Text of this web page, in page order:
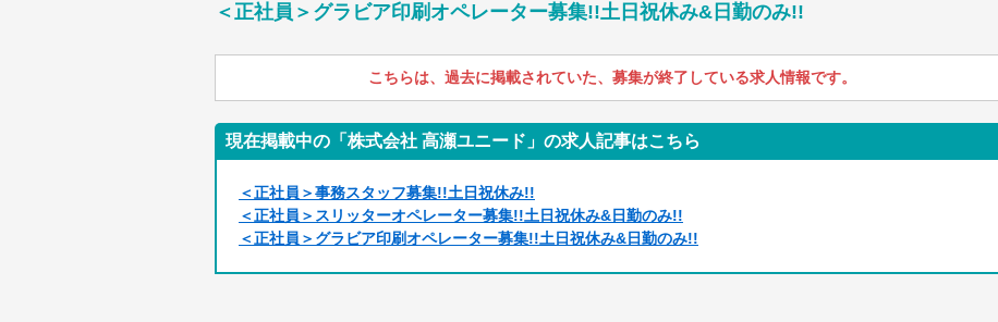
＜正社員＞グラビア印刷オペレーター募集!!土日祝休み&日勤のみ!!
こちらは、過去に掲載されていた、募集が終了している求人情報です。
現在掲載中の「株式会社 高瀬ユニード」の求人記事はこちら
＜正社員＞事務スタッフ募集!!土日祝休み!!
＜正社員＞スリッターオペレーター募集!!土日祝休み&日勤のみ!!
＜正社員＞グラビア印刷オペレーター募集!!土日祝休み&日勤のみ!!